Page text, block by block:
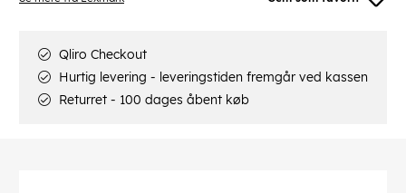
Qliro Checkout
Hurtig levering - leveringstiden fremgår ved kassen
Returret - 100 dages åbent køb